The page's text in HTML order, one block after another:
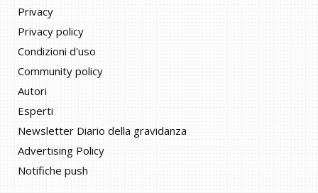
Privacy
Privacy policy
Condizioni d'uso
Community policy
Autori
Esperti
Newsletter Diario della gravidanza
Advertising Policy
Notifiche push